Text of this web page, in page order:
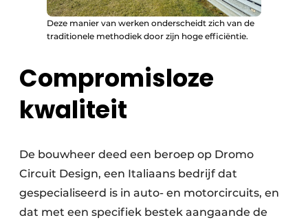
Deze manier van werken onderscheidt zich van de
traditionele methodiek door zijn hoge efficiëntie.
Compromisloze
kwaliteit
De bouwheer deed een beroep op Dromo
Circuit Design, een Italiaans bedrijf dat
gespecialiseerd is in auto- en motorcircuits, en
dat met een specifiek bestek aangaande de